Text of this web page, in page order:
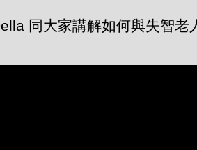
同大家講解如何與失智老